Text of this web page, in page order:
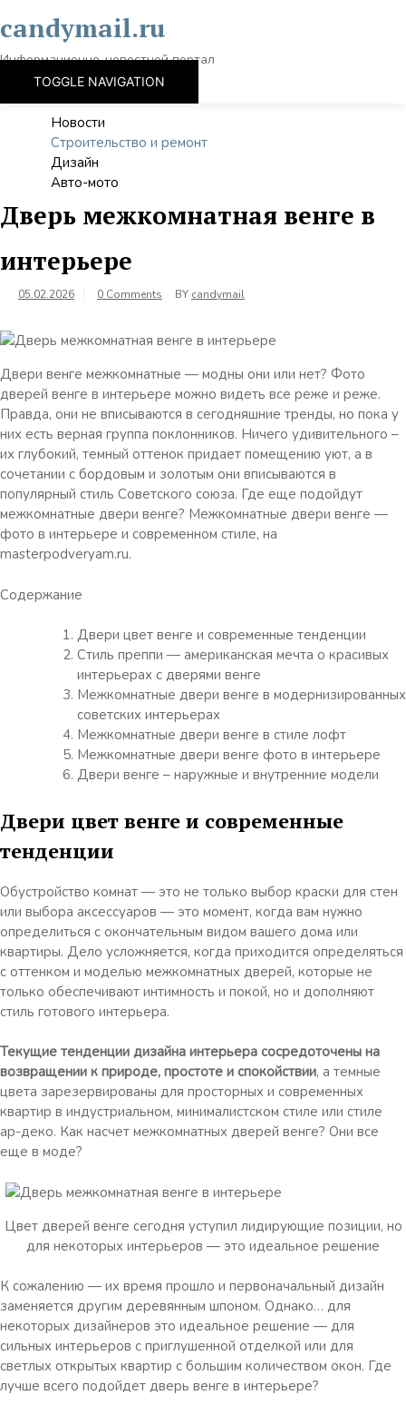
to
candymail.ru
Информационно-новостной портал
TOGGLE NAVIGATION
Новости
Строительство и ремонт
Дизайн
Авто-мото
Дверь межкомнатная венге в
интерьере
05.02.2026 0 Comments BY candymail
Двери венге межкомнатные — модны они или нет? Фото
дверей венге в интерьере можно видеть все реже и реже.
Правда, они не вписываются в сегодняшние тренды, но пока у
них есть верная группа поклонников. Ничего удивительного –
их глубокий, темный оттенок придает помещению уют, а в
сочетании с бордовым и золотым они вписываются в
популярный стиль Советского союза. Где еще подойдут
межкомнатные двери венге? Межкомнатные двери венге —
фото в интерьере и современном стиле, на
masterpodveryam.ru.
Содержание
Двери цвет венге и современные тенденции
Стиль преппи — американская мечта о красивых
интерьерах с дверями венге
Межкомнатные двери венге в модернизированных
советских интерьерах
Межкомнатные двери венге в стиле лофт
Межкомнатные двери венге фото в интерьере
Двери венге – наружные и внутренние модели
Двери цвет венге и современные
тенденции
Обустройство комнат — это не только выбор краски для стен
или выбора аксессуаров — это момент, когда вам нужно
определиться с окончательным видом вашего дома или
квартиры. Дело усложняется, когда приходится определяться
с оттенком и моделью межкомнатных дверей, которые не
только обеспечивают интимность и покой, но и дополняют
стиль готового интерьера.
Текущие тенденции дизайна интерьера сосредоточены на
возвращении к природе, простоте и спокойствии, а темные
цвета зарезервированы для просторных и современных
квартир в индустриальном, минималистском стиле или стиле
ар-деко. Как насчет межкомнатных дверей венге? Они все
еще в моде?
Цвет дверей венге сегодня уступил лидирующие позиции, но
для некоторых интерьеров — это идеальное решение
К сожалению — их время прошло и первоначальный дизайн
заменяется другим деревянным шпоном. Однако… для
некоторых дизайнеров это идеальное решение — для
сильных интерьеров с приглушенной отделкой или для
светлых открытых квартир с большим количеством окон. Где
лучше всего подойдет дверь венге в интерьере?